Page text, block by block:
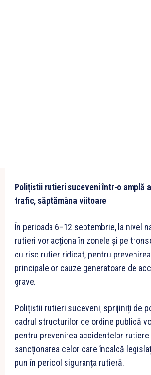
Polițiștii rutieri suceveni într-o amplă
trafic, săptămâna viitoare
În perioada 6–12 septembrie, la nivel
rutieri vor acționa în zonele și pe
cu risc rutier ridicat, pentru
principalelor cauze generatoare de
grave.
Polițiștii rutieri suceveni, sprijiniți de
cadrul structurilor de ordine publică
pentru prevenirea accidentelor rutiere
sancționarea celor care încalcă
pun în pericol siguranța rutieră.